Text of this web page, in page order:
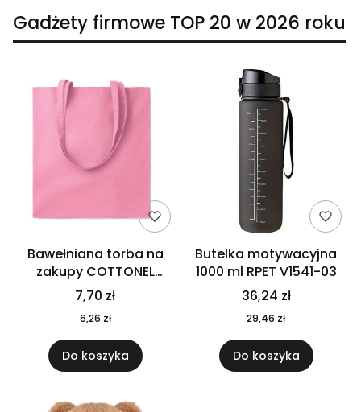
Gadżety firmowe TOP 20 w 2026 roku
Bawełniana torba na
zakupy COTTONEL
COLOUR++ MO9846-11
7,70 zł
6,26 zł
Do koszyka
Butelka motywacyjna
1000 ml RPET V1541-03
36,24 zł
29,46 zł
Do koszyka